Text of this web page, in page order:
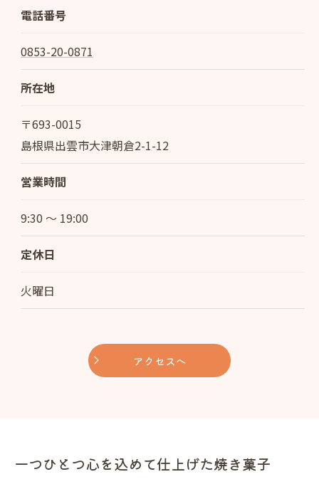
電話番号
0853-20-0871
所在地
〒693-0015
島根県出雲市大津朝倉2-1-12
営業時間
9:30 ～ 19:00
定休日
火曜日
アクセスへ
一つひとつ心を込めて仕上げた焼き菓子